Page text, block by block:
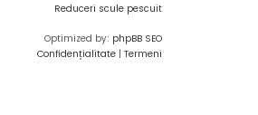
Reduceri scule pescuit
Optimized by: phpBB SEO
Confidențialitate | Termeni